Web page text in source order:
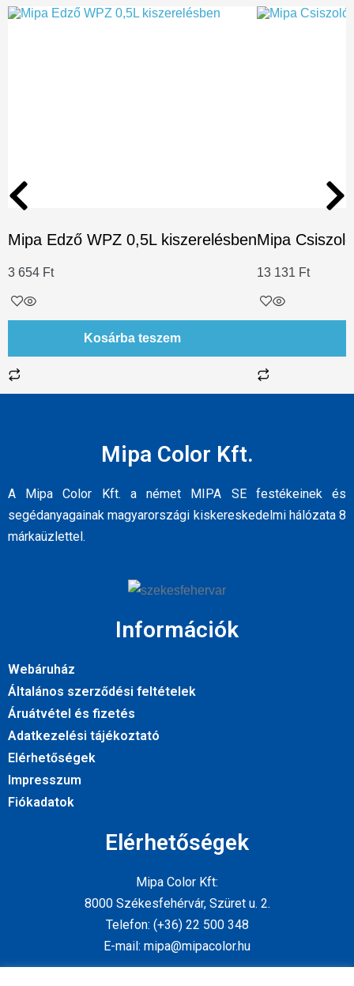
Mipa Edző WPZ 0,5L kiszerelésben
3 654 Ft
Kosárba teszem
Mipa
13 131 Ft
Mipa Color Kft.
A Mipa Color Kft. a német MIPA SE festékeinek és
segédanyagainak magyarországi kiskereskedelmi hálózata 8
márkaüzlettel.
Információk
Webáruház
Általános szerződési feltételek
Áruátvétel és fizetés
Adatkezelési tájékoztató
Elérhetőségek
Impresszum
Fiókadatok
Elérhetőségek
Mipa Color Kft:
8000 Székesfehérvár, Szüret u. 2.
Telefon: (+36) 22 500 348
E-mail: mipa@mipacolor.hu